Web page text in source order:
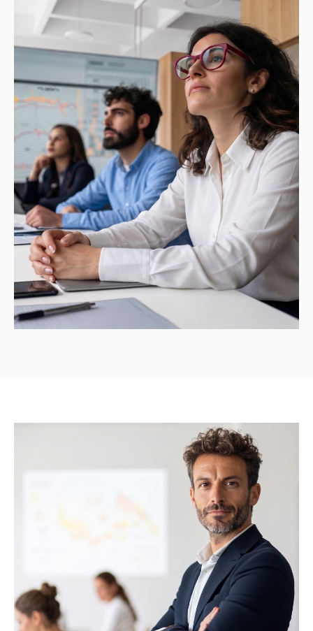
experimentar de primera mano cómo
organizaciones de distintos sectores están
implementando la transformación digital y la IA.